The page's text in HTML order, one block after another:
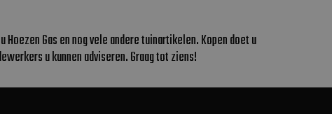
Gas en nog vele andere tuinartikelen. Kopen doet u
u kunnen adviseren. Graag tot ziens!